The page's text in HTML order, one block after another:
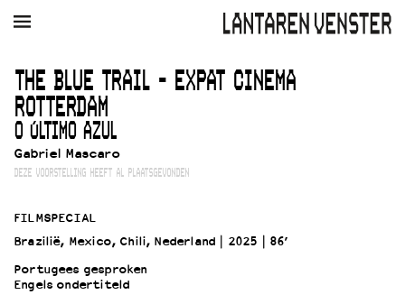
AGENDA FILM MUZIEK RESTAURANT VERHUUR
Winkelmandje
Zoek
PLAN JE BEZOEK
Kaartverkoop
EDUCATIE
THE BLUE TRAIL - EXPAT CINEMA
ROTTERDAM
O ÚLTIMO AZUL
Gabriel Mascaro
DEZE VOORSTELLING HEEFT AL PLAATSGEVONDEN
FILMSPECIAL
Brazilië, Mexico, Chili, Nederland
2025
86’
Portugees gesproken
Engels ondertiteld